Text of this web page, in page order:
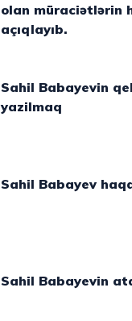
olan müraciətlərin
açıqlayıb.
Sahil Babayevin qebuluna
yazilmaq
Sahil Babayev
Sahil Babayevin